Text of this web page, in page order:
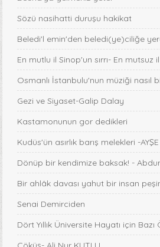
Sözü nasihatti duruşu hakikat
Beledi'l emin'den beledi(ye)ciliğe
En mutlu il Sinop'un sırrı- En mutsuz il
Osmanlı İstanbulu'nun müziği nasıl
Gezi ve Siyaset-Galip Dalay
Kastamonunun gor dedikleri
Kudüs'ün asırlık barış melekleri -
Dönüp bir kendimize baksak! -
Bir ahlâk davası yahut bir insan
Senai Demirciden
Dört Yıllık Üniversite Hayatı için Bazı